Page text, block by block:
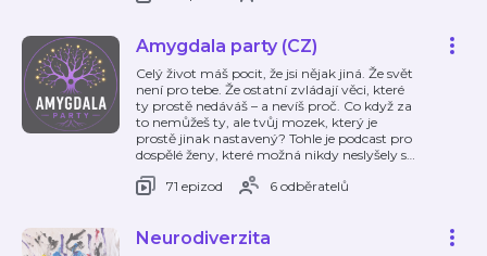
Amygdala party (CZ)
Celý život máš pocit, že jsi nějak jiná. Že svět
není pro tebe. Že ostatní zvládají věci, které
ty prostě nedáváš – a nevíš proč. Co když za
to nemůžeš ty, ale tvůj mozek, který je
prostě jinak nastavený? Tohle je podcast pro
dospělé ženy, které možná nikdy neslyšely s…
71 epizod
6 odběratelů
Neurodiverzita